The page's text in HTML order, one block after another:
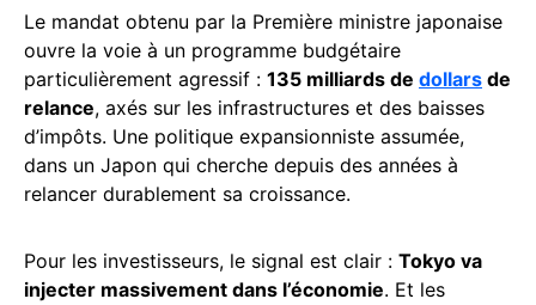
Le mandat obtenu par la Première ministre japonaise
ouvre la voie à un programme budgétaire
particulièrement agressif : 135 milliards de dollars de
relance, axés sur les infrastructures et des baisses
d’impôts. Une politique expansionniste assumée,
dans un Japon qui cherche depuis des années à
relancer durablement sa croissance.
Pour les investisseurs, le signal est clair : Tokyo va
injecter massivement dans l’économie. Et les